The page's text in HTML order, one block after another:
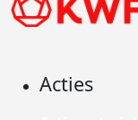
Acties